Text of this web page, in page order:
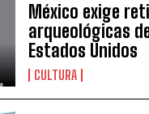
México exige
arqueológicas
Estados Unidos
CULTURA